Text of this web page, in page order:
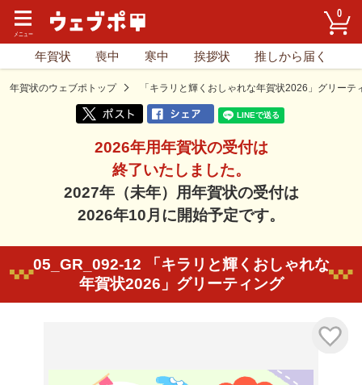
0
年賀状 喪中 寒中 挨拶状 推しから届く
年賀状のウェブポトップ 「キラリと輝くおしゃれな年賀状2026」グリーテ
2026年用年賀状の受付は
終了いたしました。
2027年（未年）用年賀状の受付は
2026年10月に開始予定です。
05_GR_092-12 「キラリと輝くおしゃれな
年賀状2026」グリーティング